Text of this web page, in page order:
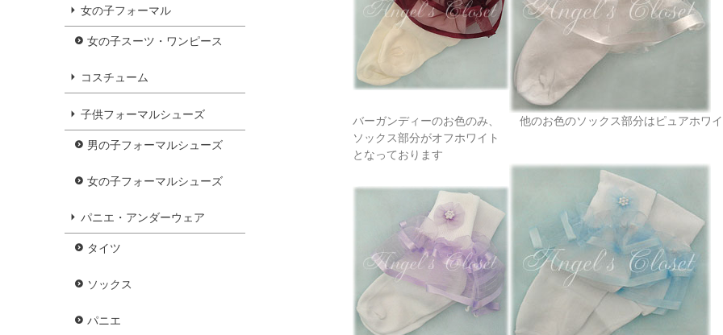
女の子フォーマル
女の子スーツ・ワンピース
コスチューム
子供フォーマルシューズ
男の子フォーマルシューズ
女の子フォーマルシューズ
パニエ・アンダーウェア
タイツ
ソックス
パニエ
バーガンディーのお色のみ、
ソックス部分がオフホワイト
となっております
他のお色のソックス部分はピュアホワ